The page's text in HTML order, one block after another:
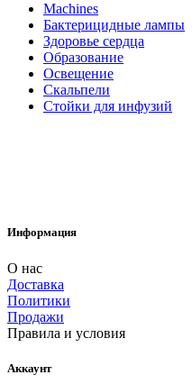
Machines
Бактерицидные лампы
Здоровье сердца
Образование
Освещение
Скальпели
Стойки для инфузий
Информация
О нас
Доставка
Политики
Продажи
Правила и условия
Аккаунт